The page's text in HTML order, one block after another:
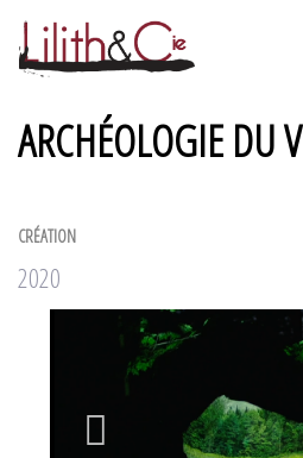
ARCHÉOLOGIE DU
CRÉATION
2020